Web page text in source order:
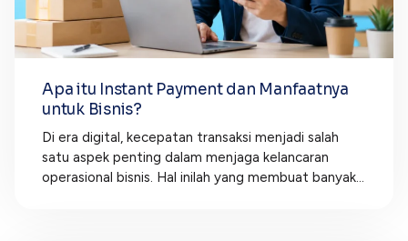
Apa itu Instant Payment dan Manfaatnya
untuk Bisnis?
Di era digital, kecepatan transaksi menjadi salah
satu aspek penting dalam menjaga kelancaran
operasional bisnis. Hal inilah yang membuat banyak...